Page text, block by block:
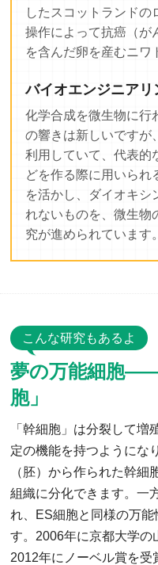
したスコットランドの
操作によって抗癌（が
を含んだ卵を産むニワ
バイオエンジニアリ
化学合成を微生物に行
の響きは新しいですが
利用していて、代表的
どを作る際に用いられ
を活かし、ダイオキシ
れないものを、微生物
究が進められています。
こんな研究もあるよ
夢の万能細胞
胞」
「幹細胞」は分裂して
定の機能を持つようにな
（胚）から作られた幹
組織に分化できます。一
れ、ES細胞と同様の万
す。2006年に京都大学の
2012年にノーベル賞を